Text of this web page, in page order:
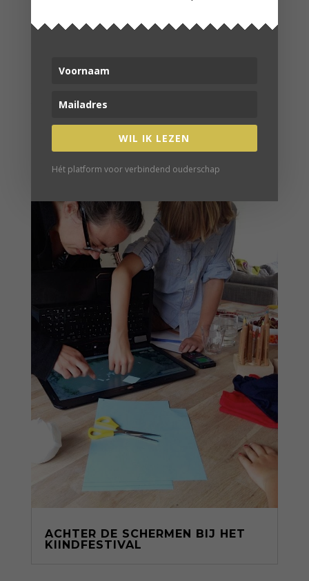
ditmar/boek/baas-in-eigen-buik
verbind je met gelijkgestemden
VERDER LEZEN
ACHTER DE SCHERMEN BIJ HET
KIINDFESTIVAL
WIL IK LEZEN
Hét platform voor verbindend ouderschap